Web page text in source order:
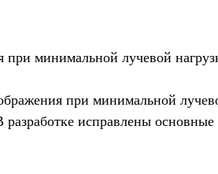
при минимальной лучевой
при минимальной
исправлены основные